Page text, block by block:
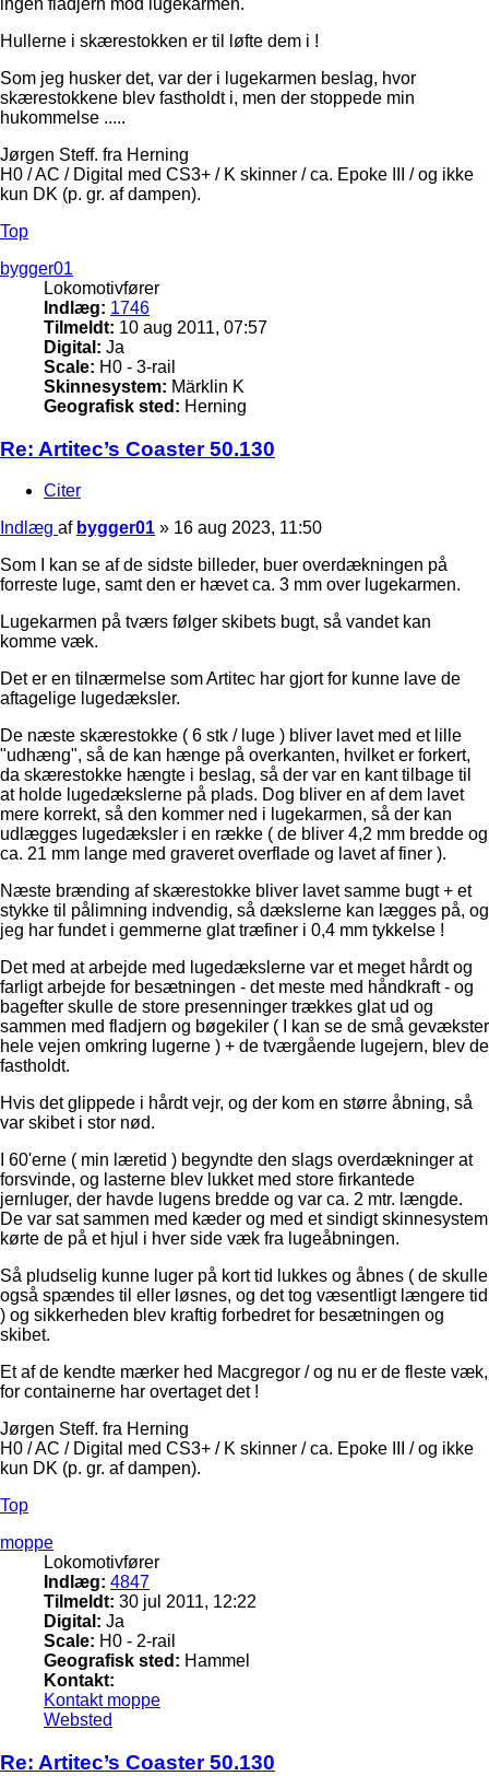
ingen fladjern mod lugekarmen.
Hullerne i skærestokken er til løfte dem i !
Som jeg husker det, var der i lugekarmen beslag, hvor
skærestokkene blev fastholdt i, men der stoppede min
hukommelse .....
Jørgen Steff. fra Herning
H0 / AC / Digital med CS3+ / K skinner / ca. Epoke III / og ikke
kun DK (p. gr. af dampen).
Top
bygger01
Lokomotivfører
Indlæg: 1746
Tilmeldt: 10 aug 2011, 07:57
Digital: Ja
Scale: H0 - 3-rail
Skinnesystem: Märklin K
Geografisk sted: Herning
Re: Artitec’s Coaster 50.130
Citer
Indlæg af bygger01 » 16 aug 2023, 11:50
Som I kan se af de sidste billeder, buer overdækningen på
forreste luge, samt den er hævet ca. 3 mm over lugekarmen.
Lugekarmen på tværs følger skibets bugt, så vandet kan
komme væk.
Det er en tilnærmelse som Artitec har gjort for kunne lave de
aftagelige lugedæksler.
De næste skærestokke ( 6 stk / luge ) bliver lavet med et lille
"udhæng", så de kan hænge på overkanten, hvilket er forkert,
da skærestokke hængte i beslag, så der var en kant tilbage til
at holde lugedækslerne på plads. Dog bliver en af dem lavet
mere korrekt, så den kommer ned i lugekarmen, så der kan
udlægges lugedæksler i en række ( de bliver 4,2 mm bredde og
ca. 21 mm lange med graveret overflade og lavet af finer ).
Næste brænding af skærestokke bliver lavet samme bugt + et
stykke til pålimning indvendig, så dækslerne kan lægges på, og
jeg har fundet i gemmerne glat træfiner i 0,4 mm tykkelse !
Det med at arbejde med lugedækslerne var et meget hårdt og
farligt arbejde for besætningen - det meste med håndkraft - og
bagefter skulle de store presenninger trækkes glat ud og
sammen med fladjern og bøgekiler ( I kan se de små gevækster
hele vejen omkring lugerne ) + de tværgående lugejern, blev de
fastholdt.
Hvis det glippede i hårdt vejr, og der kom en større åbning, så
var skibet i stor nød.
I 60'erne ( min læretid ) begyndte den slags overdækninger at
forsvinde, og lasterne blev lukket med store firkantede
jernluger, der havde lugens bredde og var ca. 2 mtr. længde.
De var sat sammen med kæder og med et sindigt skinnesystem
kørte de på et hjul i hver side væk fra lugeåbningen.
Så pludselig kunne luger på kort tid lukkes og åbnes ( de skulle
også spændes til eller løsnes, og det tog væsentligt længere tid
) og sikkerheden blev kraftig forbedret for besætningen og
skibet.
Et af de kendte mærker hed Macgregor / og nu er de fleste væk,
for containerne har overtaget det !
Jørgen Steff. fra Herning
H0 / AC / Digital med CS3+ / K skinner / ca. Epoke III / og ikke
kun DK (p. gr. af dampen).
Top
moppe
Lokomotivfører
Indlæg: 4847
Tilmeldt: 30 jul 2011, 12:22
Digital: Ja
Scale: H0 - 2-rail
Geografisk sted: Hammel
Kontakt:
Kontakt moppe
Websted
Re: Artitec’s Coaster 50.130